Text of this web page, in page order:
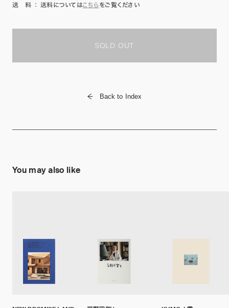
送 料
： 送料についてはこちら をご覧ください
SOLD OUT
Back to Index
You may also like